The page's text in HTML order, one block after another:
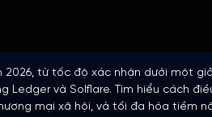
từ tốc độ xác nhận dưới một
Ledger và Solflare. Tìm hiểu cách
mại xã hội, và tối đa hóa tiềm